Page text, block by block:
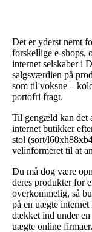
Det er yderst nemt
forskellige e-shops,
internet selskaber i
salgsværdien på
som til voksne –
portofri fragt.
Til gengæld kan det
internet butikker
stol (sort/
velinformeret til at
Du må dog være
deres produkter for
overkommelig, så
på en uægte
dækket ind under en
uægte online firmaer.